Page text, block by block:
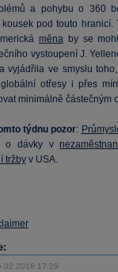
a pohybu o 360
pod touto
měna by se
vystoupení J.
vyjádřila ve smyslu
otřesy i přes
minimálně částečným
týdnu pozor:
o dávky v
tržby v USA.
17:29